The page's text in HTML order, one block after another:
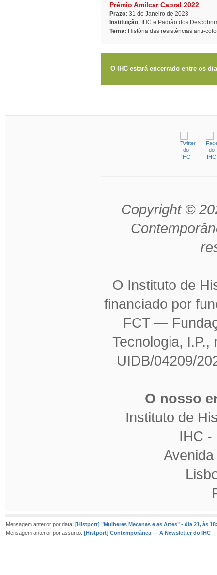
Prémio Amílcar Cabral 2022
Prazo: 31 de Janeiro de 2023
Instituição: IHC e Padrão dos
Tema: História das resistências anti-
O IHC estará encerrado entre os
Copyright ©
O Instituto de
financiado por
FCT —
Tecnologia,
UIDB/04209/
O nosso
Instituto de
IHC -
Mensagem anterior por data: [Histport] "Mulheres Mecenas e as Artes" - dia 21, às
Mensagem anterior por assunto: [Histport] Contemporânea — A Newsletter do IHC